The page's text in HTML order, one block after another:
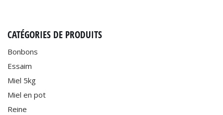
CATÉGORIES DE PRODUITS
Bonbons
Essaim
Miel 5kg
Miel en pot
Reine